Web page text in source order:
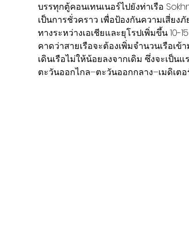
บรรทุกตู้คอนเทนเนอร์ไปยังท่าเรือ
เป็นการชั่วคราว เพื่อป้องกันความเสี่ยง
ทางระหว่างเอเชียและยุโรปเพิ่มขึ้น 10-
คาดว่าสายเรือจะต้องเพิ่มจำนวนเรือเข้
เดินเรือไม่ให้น้อยลงจากเดิม ซึ่งจะเป็น
ตะวันออกไกล–ตะวันออกกลาง–เมดิเต